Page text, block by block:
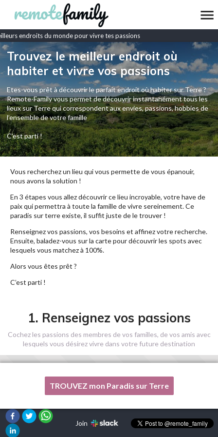
endroits du monde pour vivre tes passions
Trouvez le meilleur endroit où
habiter et vivre vos passions
Etes-vous prêt à découvrir le parfait endroit où habiter sur Terre ?
Remote-Family vous permet de découvrir instantanément tous les
lieux sur Terre qui correspondent aux envies, passions, hobbies de
l’ensemble de votre famille
C'est parti !
Vous recherchez un lieu qui vous permette de vous épanouir,
nous avons la solution !
En 3 étapes vous allez découvrir ce lieu incroyable, votre have de
paix qui permettra à toute la famille de vivre sereinement. Ce
paradis sur terre existe, il suffit juste de le trouver !
Renseignez vos passions, vos besoins et affinez votre recherche.
Ensuite, baladez-vous sur la carte pour découvrir les spots avec
lesquels vous matchez à 100%.
Alors vous êtes prêt ?
C’est parti !
1. Renseignez vos passions
Cochez les passions des membres de vos familles, de vos amis avec
lesquels vous désirez vivre dans votre future destination
Une de mes passions n'est pas listée ici, s'il vous plaît, aidez-
TROUVEZ mon Paradis sur Terre
Join